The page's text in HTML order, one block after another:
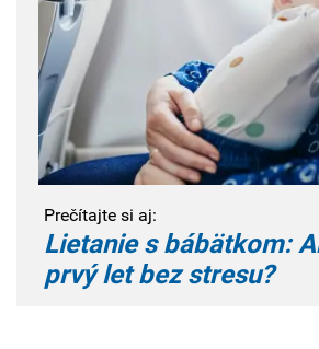
Prečítajte si aj:
Lietanie s bábätkom:
prvý let bez stresu?